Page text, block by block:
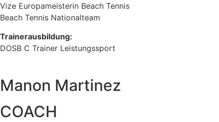
Vize Europameisterin Beach Tennis
Beach Tennis Nationalteam
Trainerausbildung:
DOSB C Trainer Leistungssport
Manon Martinez
COACH